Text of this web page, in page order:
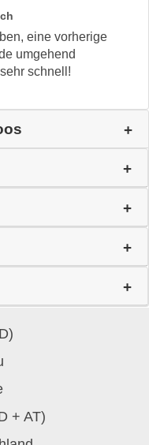
eine vorherige
umgehend
schnell!
+ AT)